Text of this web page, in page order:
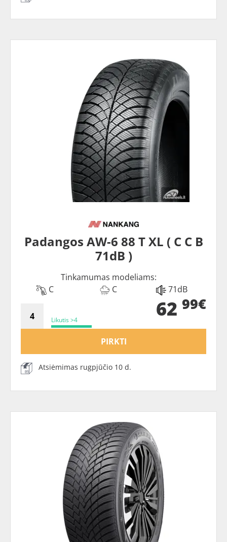
Padangos AW-6 88 T XL ( C C B
71dB )
Tinkamumas modeliams:
C
C 71dB
Likutis >4 62 99€
PIRKTI
Atsiėmimas rugpjūčio 10 d.